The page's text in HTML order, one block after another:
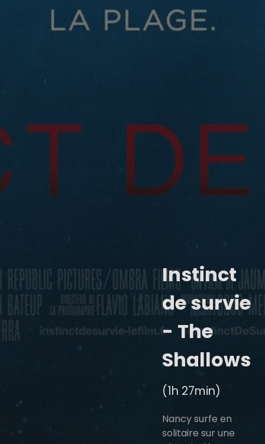
Instinct
de survie
- The
Shallows
(1h 27min)
Nancy surfe en
solitaire sur une